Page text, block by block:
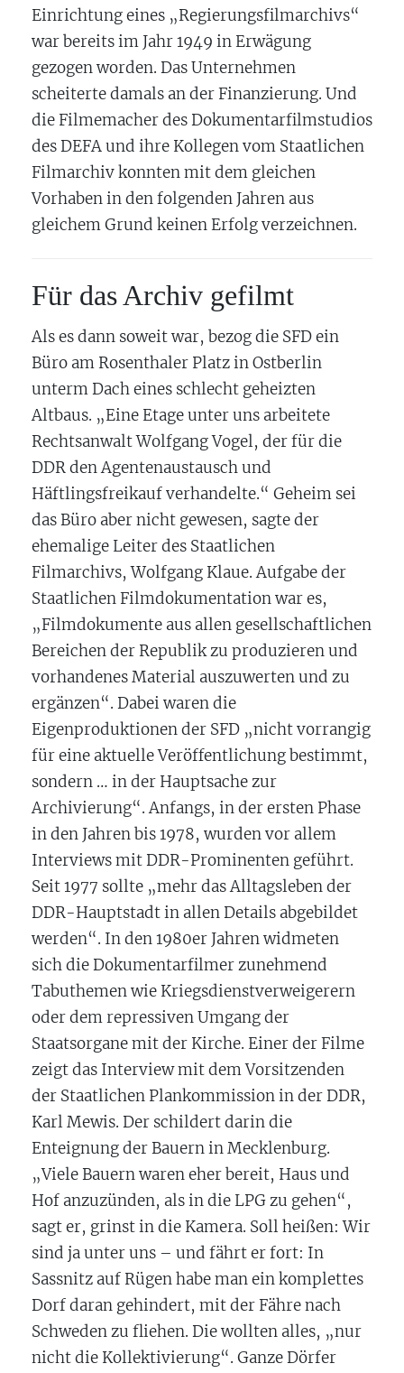
Einrichtung eines „Regierungsfilmarchivs“
war bereits im Jahr 1949 in Erwägung
gezogen worden. Das Unternehmen
scheiterte damals an der Finanzierung. Und
die Filmemacher des Dokumentarfilmstudios
des DEFA und ihre Kollegen vom Staatlichen
Filmarchiv konnten mit dem gleichen
Vorhaben in den folgenden Jahren aus
gleichem Grund keinen Erfolg verzeichnen.
Für das Archiv gefilmt
Als es dann soweit war, bezog die SFD ein
Büro am Rosenthaler Platz in Ostberlin
unterm Dach eines schlecht geheizten
Altbaus. „Eine Etage unter uns arbeitete
Rechtsanwalt Wolfgang Vogel, der für die
DDR den Agentenaustausch und
Häftlingsfreikauf verhandelte.“ Geheim sei
das Büro aber nicht gewesen, sagte der
ehemalige Leiter des Staatlichen
Filmarchivs, Wolfgang Klaue. Aufgabe der
Staatlichen Filmdokumentation war es,
„Filmdokumente aus allen gesellschaftlichen
Bereichen der Republik zu produzieren und
vorhandenes Material auszuwerten und zu
ergänzen“. Dabei waren die
Eigenproduktionen der SFD „nicht vorrangig
für eine aktuelle Veröffentlichung bestimmt,
sondern … in der Hauptsache zur
Archivierung“. Anfangs, in der ersten Phase
in den Jahren bis 1978, wurden vor allem
Interviews mit DDR-Prominenten geführt.
Seit 1977 sollte „mehr das Alltagsleben der
DDR-Hauptstadt in allen Details abgebildet
werden“. In den 1980er Jahren widmeten
sich die Dokumentarfilmer zunehmend
Tabuthemen wie Kriegsdienstverweigerern
oder dem repressiven Umgang der
Staatsorgane mit der Kirche. Einer der Filme
zeigt das Interview mit dem Vorsitzenden
der Staatlichen Plankommission in der DDR,
Karl Mewis. Der schildert darin die
Enteignung der Bauern in Mecklenburg.
„Viele Bauern waren eher bereit, Haus und
Hof anzuzünden, als in die LPG zu gehen“,
sagt er, grinst in die Kamera. Soll heißen: Wir
sind ja unter uns – und fährt er fort: In
Sassnitz auf Rügen habe man ein komplettes
Dorf daran gehindert, mit der Fähre nach
Schweden zu fliehen. Die wollten alles, „nur
nicht die Kollektivierung“. Ganze Dörfer